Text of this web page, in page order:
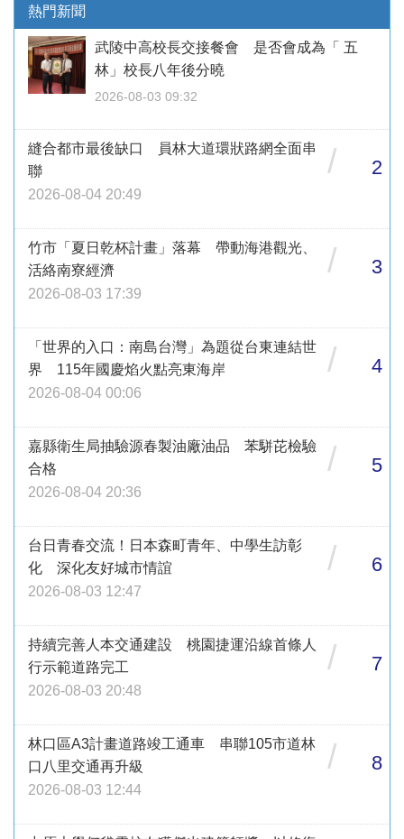
熱門新聞
武陵中高校長交接餐會 是否會成為「 五
林」校長八年後分曉
2026-08-03 09:32
縫合都市最後缺口 員林大道環狀路網全面串
聯
2026-08-04 20:49
/ 2
竹市「夏日乾杯計畫」落幕 帶動海港觀光、
活絡南寮經濟
2026-08-03 17:39
/ 3
「世界的入口：南島台灣」為題從台東連結世
界 115年國慶焰火點亮東海岸
2026-08-04 00:06
/ 4
嘉縣衛生局抽驗源春製油廠油品 苯駢芘檢驗
合格
2026-08-04 20:36
/ 5
台日青春交流！日本森町青年、中學生訪彰
化 深化友好城市情誼
2026-08-03 12:47
/ 6
持續完善人本交通建設 桃園捷運沿線首條人
行示範道路完工
2026-08-03 20:48
/ 7
林口區A3計畫道路竣工通車 串聯105市道林
口八里交通再升級
2026-08-03 12:44
/ 8